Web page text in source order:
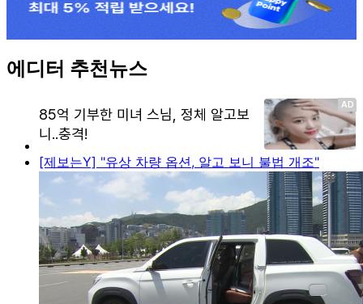
에디터 추천뉴스
[제보는Y] "유상 차량 옵션, 알고 보니 불법 개조"